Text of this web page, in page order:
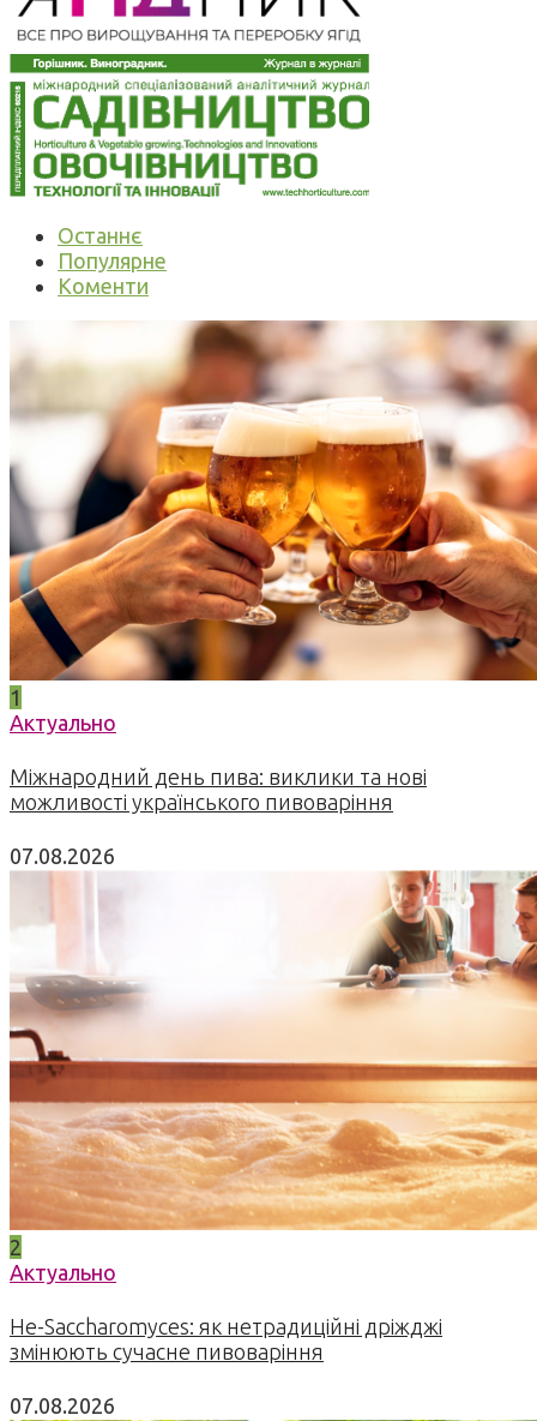
Останнє
Популярне
Коменти
1
Актуально
Міжнародний день пива: виклики та нові
можливості українського пивоваріння
07.08.2026
2
Актуально
Не-Saccharomyces: як нетрадиційні дріжджі
змінюють сучасне пивоваріння
07.08.2026